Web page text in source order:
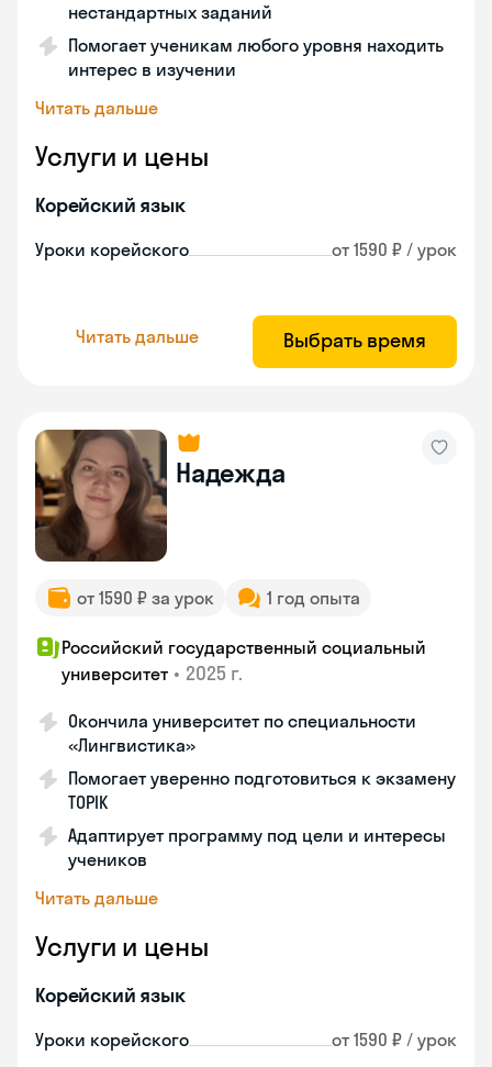
нестандартных заданий
Помогает ученикам любого уровня находить
интерес в изучении
Читать дальше
Услуги и цены
Корейский язык
Уроки корейского от 1590 ₽ / урок
Читать дальше Выбрать время
Надежда
от 1590 ₽ за урок 1 год опыта
Российский государственный социальный
университет • 2025 г.
Окончила университет по специальности
«Лингвистика»
Помогает уверенно подготовиться к экзамену
TOPIK
Адаптирует программу под цели и интересы
учеников
Читать дальше
Услуги и цены
Корейский язык
Уроки корейского от 1590 ₽ / урок